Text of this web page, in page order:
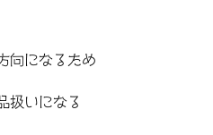
向になるため
扱いになる